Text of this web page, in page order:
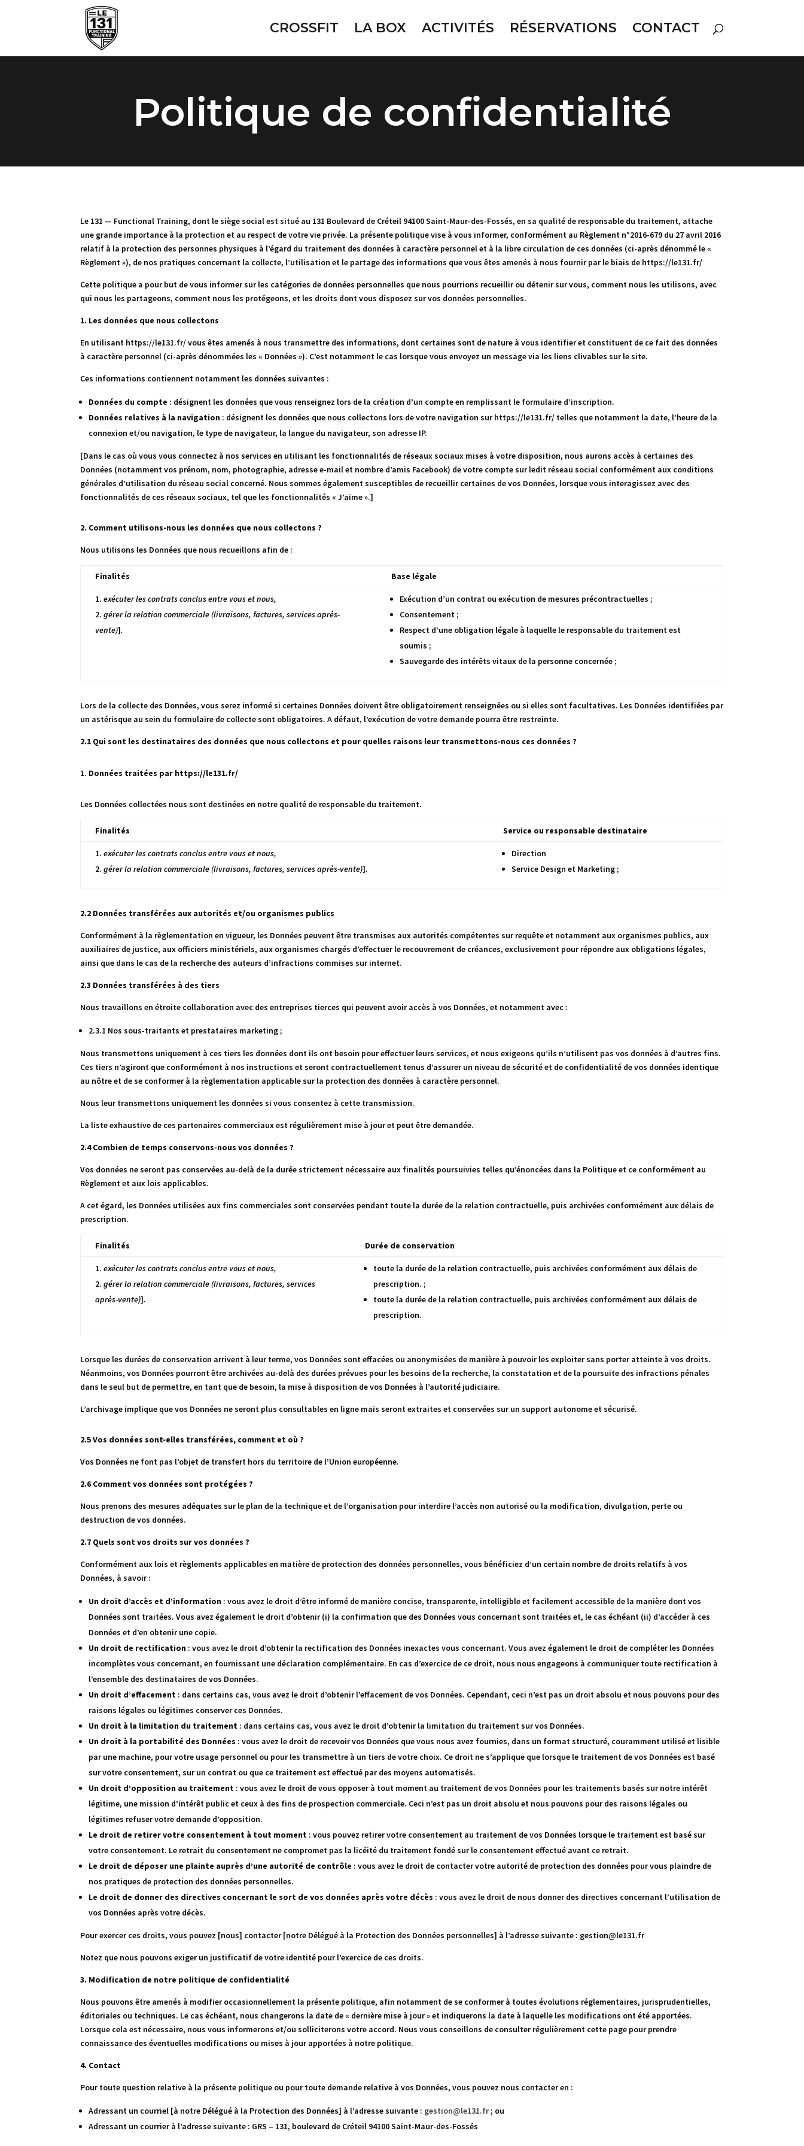
CROSSFIT LA BOX ACTIVITÉS RÉSERVATIONS CONTACT
Politique de confidentialité
Le 131 — Functional Training, dont le siège social est situé au 131 Boulevard de Créteil 94100 Saint-Maur-des-Fossés, en sa qualité de responsable du traitement, attache
une grande importance à la protection et au respect de votre vie privée. La présente politique vise à vous informer, conformément au Règlement n°2016-679 du 27 avril 2016
relatif à la protection des personnes physiques à l’égard du traitement des données à caractère personnel et à la libre circulation de ces données (ci-après dénommé le «
Règlement »), de nos pratiques concernant la collecte, l’utilisation et le partage des informations que vous êtes amenés à nous fournir par le biais de https://le131.fr/
Cette politique a pour but de vous informer sur les catégories de données personnelles que nous pourrions recueillir ou détenir sur vous, comment nous les utilisons, avec
qui nous les partageons, comment nous les protégeons, et les droits dont vous disposez sur vos données personnelles.
1. Les données que nous collectons
En utilisant https://le131.fr/vous êtes amenés à nous transmettre des informations, dont certaines sont de nature à vous identifier et constituent de ce fait des données
à caractère personnel (ci-après dénommées les « Données »). C’est notamment le cas lorsque vousenvoyez un message via les liens clivables sur le site.
Ces informations contiennent notamment les données suivantes :
Données du compte : désignent les données que vous renseignez lors de la création d’un compte en remplissant le formulaire d’inscription.
Données relatives à la navigation : désignent les données que nous collectons lors de votre navigation sur https://le131.fr/ telles que notamment la date, l’heure de la
connexion et/ou navigation, le type de navigateur, la langue du navigateur, son adresse IP.
[Dans le cas où vous vous connectez à nos services en utilisant les fonctionnalités de réseaux sociaux mises à votre disposition, nous aurons accès à certaines des
Données (notamment vos prénom, nom, photographie, adresse e-mail et nombre d’amis Facebook) de votre compte sur ledit réseau social conformément aux conditions
générales d’utilisation du réseau social concerné. Nous sommes également susceptibles de recueillir certaines de vos Données, lorsque vous interagissez avec des
fonctionnalités de ces réseaux sociaux, tel que les fonctionnalités « J’aime ».]
2. Comment utilisons-nous les données que nous collectons ?
Nous utilisons les Données que nous recueillons afin de :
Finalités Base légale
exécuter les contrats conclus entre vous et nous,
gérer la relation commerciale (livraisons, factures, services après-
vente)].
Exécution d’un contrat ou exécution de mesures précontractuelles ;
Consentement ;
Respect d’une obligation légale à laquelle le responsable du traitement est
soumis ;
Sauvegarde des intérêts vitaux de la personne concernée ;
Lors de la collecte des Données, vous serez informé si certaines Données doivent être obligatoirement renseignées ou si elles sont facultatives. Les Données identifiées par
un astérisque au sein du formulaire de collecte sont obligatoires. A défaut, l’exécution de votre demande pourra être restreinte.
2.1 Qui sont les destinataires des données que nous collectons et pour quelles raisons leur transmettons-nous ces données ?
Données traitées par https://le131.fr/
Les Données collectées nous sont destinées en notre qualité de responsable du traitement.
Finalités Service ou responsable destinataire
exécuter les contrats conclus entre vous et nous,
gérer la relation commerciale (livraisons, factures, services après-vente)].
Direction
Service Design et Marketing ;
2.2 Données transférées aux autorités et/ou organismes publics
Conformément à la règlementation en vigueur, les Données peuvent être transmises aux autorités compétentes sur requête et notamment aux organismes publics, aux
auxiliaires de justice, aux officiers ministériels, aux organismes chargés d’effectuer le recouvrement de créances, exclusivement pour répondre aux obligations légales,
ainsi que dans le cas de la recherche des auteurs d’infractions commises sur internet.
2.3 Données transférées à des tiers
Nous travaillons en étroite collaboration avec des entreprises tierces qui peuvent avoir accès à vos Données, et notamment avec :
2.3.1 Nos sous-traitants et prestataires marketing ;
Nous transmettons uniquement à ces tiers les données dont ils ont besoin pour effectuer leurs services, et nous exigeons qu’ils n’utilisent pas vos données à d’autres fins.
Ces tiers n’agiront que conformément à nos instructions et seront contractuellement tenus d’assurer un niveau de sécurité et de confidentialité de vos données identique
au nôtre et de se conformer à la règlementation applicable sur la protection des données à caractère personnel.
Nous leur transmettons uniquement les données si vous consentez à cette transmission.
La liste exhaustive de ces partenaires commerciaux est régulièrement mise à jour et peut être demandée.
2.4 Combien de temps conservons-nous vos données ?
Vos données ne seront pas conservées au-delà de la durée strictement nécessaire aux finalités poursuivies telles qu’énoncées dans la Politique et ce conformément au
Règlement et aux lois applicables.
A cet égard, les Données utilisées aux fins commerciales sont conservées pendant toute la durée de la relation contractuelle, puis archivées conformément aux délais de
prescription.
Finalités Durée de conservation
exécuter les contrats conclus entre vous et nous,
gérer la relation commerciale (livraisons, factures, services
après-vente)].
toute la durée de la relation contractuelle, puis archivées conformément aux délais de
prescription. ;
toute la durée de la relation contractuelle, puis archivées conformément aux délais de
prescription.
Lorsque les durées de conservation arrivent à leur terme, vos Données sont effacées ou anonymisées de manière à pouvoir les exploiter sans porter atteinte à vos droits.
Néanmoins, vos Données pourront être archivées au-delà des durées prévues pour les besoins de la recherche, la constatation et de la poursuite des infractions pénales
dans le seul but de permettre, en tant que de besoin, la mise à disposition de vos Données à l’autorité judiciaire.
L’archivage implique que vos Données ne seront plus consultables en ligne mais seront extraites et conservées sur un support autonome et sécurisé.
2.5 Vos données sont-elles transférées, comment et où ?
Vos Données ne font pas l’objet de transfert hors du territoire de l’Union européenne.
2.6 Comment vos données sont protégées ?
Nous prenons des mesures adéquates sur le plan de la technique et de l’organisation pour interdire l’accès non autorisé ou la modification, divulgation, perte ou
destruction de vos données.
2.7 Quels sont vos droits sur vos données ?
Conformément aux lois et règlements applicables en matière de protection des données personnelles, vous bénéficiez d’un certain nombre de droits relatifs à vos
Données, à savoir :
Un droit d’accès et d’information : vous avez le droit d’être informé de manière concise, transparente, intelligible et facilement accessible de la manière dont vos
Données sont traitées. Vous avez également le droit d’obtenir (i) la confirmation que des Données vous concernant sont traitées et, le cas échéant (ii) d’accéder à ces
Données et d’en obtenir une copie.
Un droit de rectification : vous avez le droit d’obtenir la rectification des Données inexactes vous concernant. Vous avez également le droit de compléter les Données
incomplètes vous concernant, en fournissant une déclaration complémentaire. En cas d’exercice de ce droit, nous nous engageons à communiquer toute rectification à
l’ensemble des destinataires de vos Données.
Un droit d’effacement : dans certains cas, vous avez le droit d’obtenir l’effacement de vos Données. Cependant, ceci n’est pas un droit absolu et nous pouvons pour des
raisons légales ou légitimes conserver ces Données.
Un droit à la limitation du traitement : dans certains cas, vous avez le droit d’obtenir la limitation du traitement sur vos Données.
Un droit à la portabilité des Données : vous avez le droit de recevoir vos Données que vous nous avez fournies, dans un format structuré, couramment utilisé et lisible
par une machine, pour votre usage personnel ou pour les transmettre à un tiers de votre choix. Ce droit ne s’applique que lorsque le traitement de vos Données est basé
sur votre consentement, sur un contrat ou que ce traitement est effectué par des moyens automatisés.
Un droit d’opposition au traitement : vous avez le droit de vous opposer à tout moment au traitement de vos Données pour les traitements basés sur notre intérêt
légitime, une mission d’intérêt public et ceux à des fins de prospection commerciale. Ceci n’est pas un droit absolu et nous pouvons pour des raisons légales ou
légitimes refuser votre demande d’opposition.
Le droit de retirer votre consentement à tout moment : vous pouvez retirer votre consentement au traitement de vos Données lorsque le traitement est basé sur
votre consentement. Le retrait du consentement ne compromet pas la licéité du traitement fondé sur le consentement effectué avant ce retrait.
Le droit de déposer une plainte auprès d’une autorité de contrôle : vous avez le droit de contacter votre autorité de protection des données pour vous plaindre de
nos pratiques de protection des données personnelles.
Le droit de donner des directives concernant le sort de vos données après votre décès : vous avez le droit de nous donner des directives concernant l’utilisation de
vos Données après votre décès.
Pour exercer ces droits, vous pouvez [nous] contacter[notre Délégué à la Protection des Données personnelles] à l’adresse suivante : gestion@le131.fr
Notez que nous pouvons exiger un justificatif de votre identité pour l’exercice de ces droits.
3. Modification de notre politique de confidentialité
Nous pouvons être amenés à modifier occasionnellement la présente politique, afin notamment de se conformer à toutes évolutions réglementaires, jurisprudentielles,
éditoriales ou techniques. Le cas échéant, nous changerons la date de « dernière mise à jour » et indiquerons la date à laquelle les modifications ont été apportées.
Lorsque cela est nécessaire, nous vous informerons et/ou solliciterons votre accord. Nous vous conseillons de consulter régulièrement cette page pour prendre
connaissance des éventuelles modifications ou mises à jour apportées à notre politique.
4. Contact
Pour toute question relative à la présente politique ou pour toute demande relative à vos Données, vous pouvez nous contacter en :
Adressant un courriel [à notre Délégué à la Protection des Données] à l’adresse suivante : gestion@le131.fr; ou
Adressant un courrier à l’adresse suivante : GRS – 131, boulevard de Créteil 94100 Saint-Maur-des-Fossés